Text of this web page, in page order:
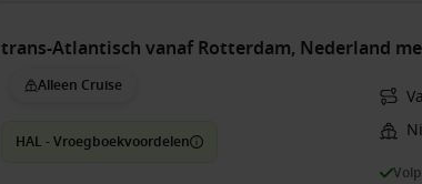
trans-Atlantisch vanaf Rotterdam, Nederland
Alleen Cruise
HAL - Vroegboekvoordelen